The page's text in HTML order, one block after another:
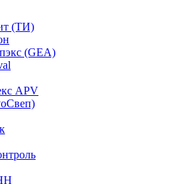
(ТИ)
(GEA)
APV